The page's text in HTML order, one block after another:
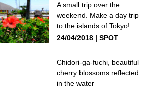
A small trip over the
weekend. Make a day trip
to the islands of Tokyo!
24/04/2018
SPOT
Chidori-ga-fuchi, beautiful
cherry blossoms reflected
in the water